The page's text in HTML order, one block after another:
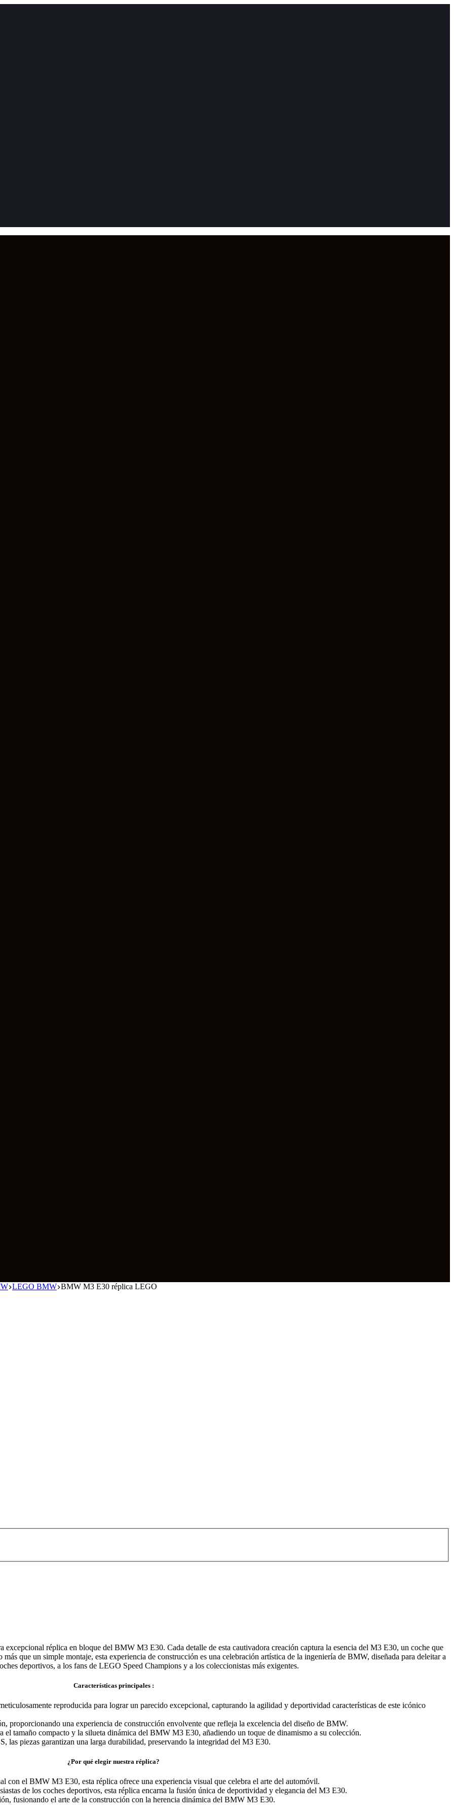
LEGO BMW BMW M3 E30 réplica LEGO
excepcional réplica en bloque del BMW M3 E30. Cada detalle de esta cautivadora creación captura la esencia del M3 E30, un coche que
que un simple montaje, esta experiencia de construcción es una celebración artística de la ingeniería de BMW, diseñada para deleitar a
deportivos, a los fans de LEGO Speed Champions y a los coleccionistas más exigentes.
Características principales :
reproducida para lograr un parecido excepcional, capturando la agilidad y deportividad características de este icónico
proporcionando una experiencia de construcción envolvente que refleja la excelencia del diseño de BMW.
el tamaño compacto y la silueta dinámica del BMW M3 E30, añadiendo un toque de dinamismo a su colección.
las piezas garantizan una larga durabilidad, preservando la integridad del M3 E30.
¿Por qué elegir nuestra réplica?
con el BMW M3 E30, esta réplica ofrece una experiencia visual que celebra el arte del automóvil.
de los coches deportivos, esta réplica encarna la fusión única de deportividad y elegancia del M3 E30.
fusionando el arte de la construcción con la herencia dinámica del BMW M3 E30.